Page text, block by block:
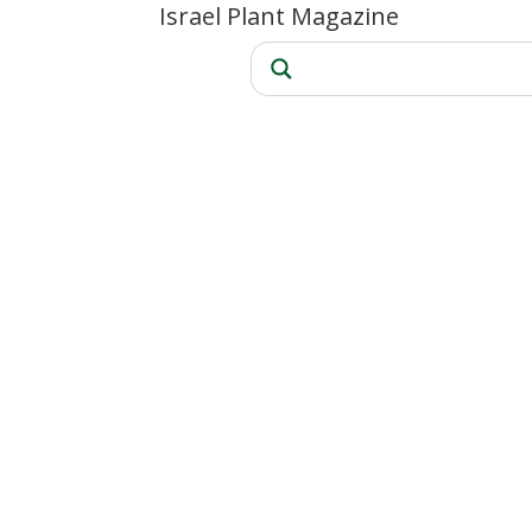
Israel Plant Magazine